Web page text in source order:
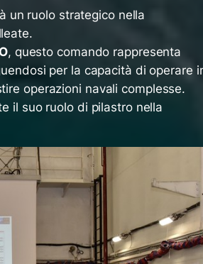
un ruolo strategico nella
, questo comando rappresenta
per la capacità di operare
operazioni navali complesse.
il suo ruolo di pilastro nella